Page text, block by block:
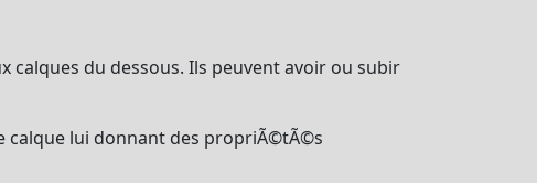
calques du dessous. Ils peuvent avoir ou subir
lui donnant des propriÃ©tÃ©s